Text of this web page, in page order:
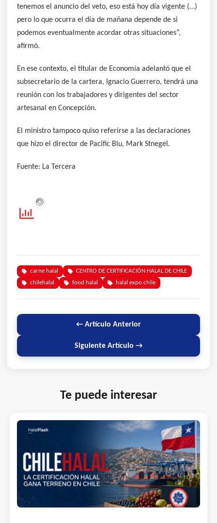
tenemos el anuncio del veto, eso está hoy día vigente (…)
pero lo que ocurra el día de mañana depende de si
podemos eventualmente acordar otras situaciones”,
afirmó.
En ese contexto, el titular de Economía adelantó que el
subsecretario de la cartera, Ignacio Guerrero, tendrá una
reunión con los trabajadores y dirigentes del sector
artesanal en Concepción.
El ministro tampoco quiso referirse a las declaraciones
que hizo el director de Pacific Blu, Mark Stnegel.
Fuente: La Tercera
carne halal
CENTRO DE CERTIFICACIÓN HALAL DE CHILE
chilehalal
food halal halal expo chile
← Artículo Anterior
Siguiente Artículo →
Te puede interesar